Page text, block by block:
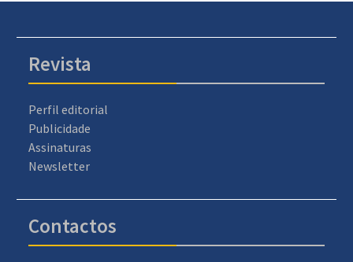
Revista
Perfil editorial
Publicidade
Assinaturas
Newsletter
Contactos